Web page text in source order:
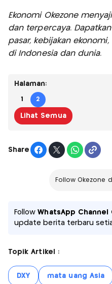
Ekonomi Okezone
dan terpercaya.
pasar, kebijakan
di Indonesia dan dunia.
Halaman:
1 2
Lihat Semua
Share
Follow Okezone
FollowWhatsApp Channel
update berita terbaru
Topik Artikel :
DXY mata uang Asia